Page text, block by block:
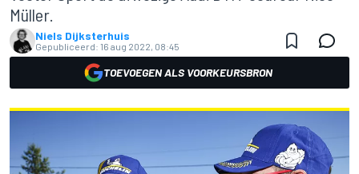
Müller.
Niels Dijksterhuis
Gepubliceerd: 16 aug 2022, 08:45
TOEVOEGEN ALS VOORKEURSBRON